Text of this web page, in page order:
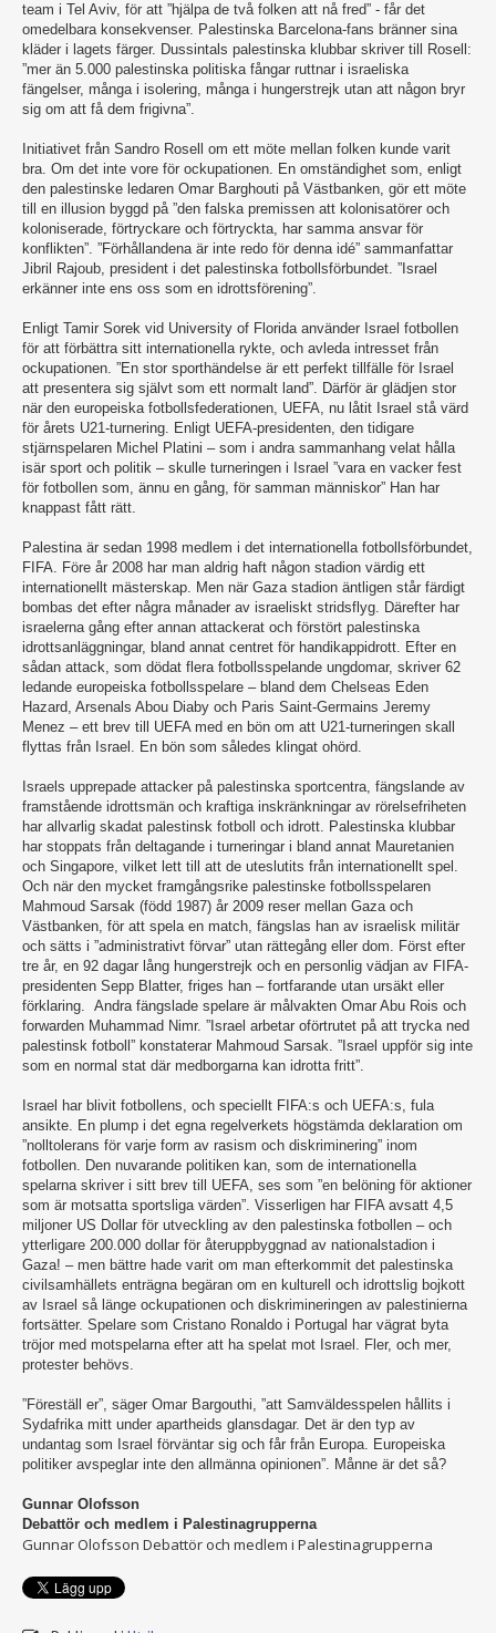
team i Tel Aviv, för att ”hjälpa de två folken att nå fred” - får det
omedelbara konsekvenser. Palestinska Barcelona-fans bränner sina
kläder i lagets färger. Dussintals palestinska klubbar skriver till Rosell:
”mer än 5.000 palestinska politiska fångar ruttnar i israeliska
fängelser, många i isolering, många i hungerstrejk utan att någon bryr
sig om att få dem frigivna”.
Initiativet från Sandro Rosell om ett möte mellan folken kunde varit
bra. Om det inte vore för ockupationen. En omständighet som, enligt
den palestinske ledaren Omar Barghouti på Västbanken, gör ett möte
till en illusion byggd på ”den falska premissen att kolonisatörer och
koloniserade, förtryckare och förtryckta, har samma ansvar för
konflikten”. ”Förhållandena är inte redo för denna idé” sammanfattar
Jibril Rajoub, president i det palestinska fotbollsförbundet. ”Israel
erkänner inte ens oss som en idrottsförening”.
Enligt Tamir Sorek vid University of Florida använder Israel fotbollen
för att förbättra sitt internationella rykte, och avleda intresset från
ockupationen. ”En stor sporthändelse är ett perfekt tillfälle för Israel
att presentera sig självt som ett normalt land”. Därför är glädjen stor
när den europeiska fotbollsfederationen, UEFA, nu låtit Israel stå värd
för årets U21-turnering. Enligt UEFA-presidenten, den tidigare
stjärnspelaren Michel Platini – som i andra sammanhang velat hålla
isär sport och politik – skulle turneringen i Israel ”vara en vacker fest
för fotbollen som, ännu en gång, för samman människor” Han har
knappast fått rätt.
Palestina är sedan 1998 medlem i det internationella fotbollsförbundet,
FIFA. Före år 2008 har man aldrig haft någon stadion värdig ett
internationellt mästerskap. Men när Gaza stadion äntligen står färdigt
bombas det efter några månader av israeliskt stridsflyg. Därefter har
israelerna gång efter annan attackerat och förstört palestinska
idrottsanläggningar, bland annat centret för handikappidrott. Efter en
sådan attack, som dödat flera fotbollsspelande ungdomar, skriver 62
ledande europeiska fotbollsspelare – bland dem Chelseas Eden
Hazard, Arsenals Abou Diaby och Paris Saint-Germains Jeremy
Menez – ett brev till UEFA med en bön om att U21-turneringen skall
flyttas från Israel. En bön som således klingat ohörd.
Israels upprepade attacker på palestinska sportcentra, fängslande av
framstående idrottsmän och kraftiga inskränkningar av rörelsefriheten
har allvarlig skadat palestinsk fotboll och idrott. Palestinska klubbar
har stoppats från deltagande i turneringar i bland annat Mauretanien
och Singapore, vilket lett till att de uteslutits från internationellt spel.
Och när den mycket framgångsrike palestinske fotbollsspelaren
Mahmoud Sarsak (född 1987) år 2009 reser mellan Gaza och
Västbanken, för att spela en match, fängslas han av israelisk militär
och sätts i ”administrativt förvar” utan rättegång eller dom. Först efter
tre år, en 92 dagar lång hungerstrejk och en personlig vädjan av FIFA-
presidenten Sepp Blatter, friges han – fortfarande utan ursäkt eller
förklaring. Andra fängslade spelare är målvakten Omar Abu Rois och
forwarden Muhammad Nimr. ”Israel arbetar oförtrutet på att trycka ned
palestinsk fotboll” konstaterar Mahmoud Sarsak. ”Israel uppför sig inte
som en normal stat där medborgarna kan idrotta fritt”.
Israel har blivit fotbollens, och speciellt FIFA:s och UEFA:s, fula
ansikte. En plump i det egna regelverkets högstämda deklaration om
”nolltolerans för varje form av rasism och diskriminering” inom
fotbollen. Den nuvarande politiken kan, som de internationella
spelarna skriver i sitt brev till UEFA, ses som ”en belöning för aktioner
som är motsatta sportsliga värden”. Visserligen har FIFA avsatt 4,5
miljoner US Dollar för utveckling av den palestinska fotbollen – och
ytterligare 200.000 dollar för återuppbyggnad av nationalstadion i
Gaza! – men bättre hade varit om man efterkommit det palestinska
civilsamhällets enträgna begäran om en kulturell och idrottslig bojkott
av Israel så länge ockupationen och diskrimineringen av palestinierna
fortsätter. Spelare som Cristano Ronaldo i Portugal har vägrat byta
tröjor med motspelarna efter att ha spelat mot Israel. Fler, och mer,
protester behövs.
”Föreställ er”, säger Omar Bargouthi, ”att Samväldesspelen hållits i
Sydafrika mitt under apartheids glansdagar. Det är den typ av
undantag som Israel förväntar sig och får från Europa. Europeiska
politiker avspeglar inte den allmänna opinionen”. Månne är det så?
Gunnar Olofsson
Debattör och medlem i Palestinagrupperna
Gunnar Olofsson Debattör och medlem i Palestinagrupperna